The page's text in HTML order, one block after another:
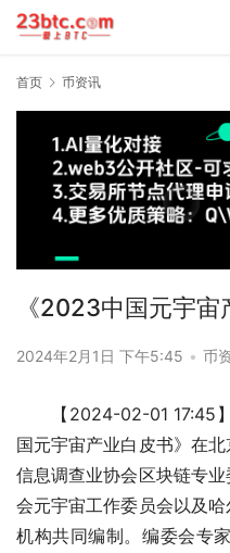
首页 币资讯
《2023中国元宇
2024年2月1日 下午5:45 • 币
【2024-02-01 17:45
国元宇宙产业白皮书》在
信息调查业协会区块链专
会元宇宙工作委员会以及
机构共同编制。编委会专